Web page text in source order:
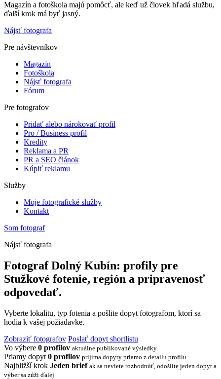
Magazín a fotoškola majú pomôcť, ale keď už človek hľadá službu,
ďalší krok má byť jasný.
Nájsť fotografa
Pre návštevníkov
Magazín
Fotoškola
Nájsť fotografa
Fórum
Pre fotografov
Pridať alebo nárokovať profil
Pro / Business profil
Kredity
Reklama a PR
PR a SEO článok
Kúpiť reklamu
Služby
Moje fotografické služby
Kontakt
Som fotograf
Nájsť fotografa
Fotograf Dolný Kubín: profily pre
Stužkové fotenie, región a pripravenosť
odpovedať.
Vyberte lokalitu, typ fotenia a pošlite dopyt fotografom, ktorí sa
hodia k vašej požiadavke.
Zobraziť fotografov Poslať dopyt shortlistu
Vo výbere 0 profilov aktuálne publikované výsledky
Priamy dopyt 0 profilov prijíma dopyty priamo z detailu profilu
Najbližší krok Jeden brief ak sa neviete rozhodnúť, odošlite jeden dopyt a
výber sa zúži ďalej